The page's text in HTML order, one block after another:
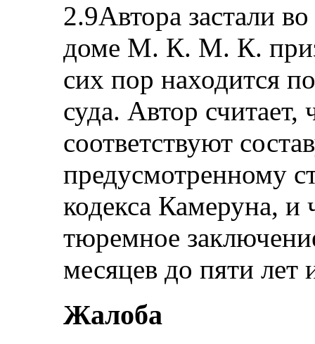
2.9Автора застали
доме М. К. М. К.
сих пор находится
суда. Автор считает,
соответствуют
предусмотренному
кодекса Камеруна, и
тюремное
месяцев до пяти лет
Жалоба